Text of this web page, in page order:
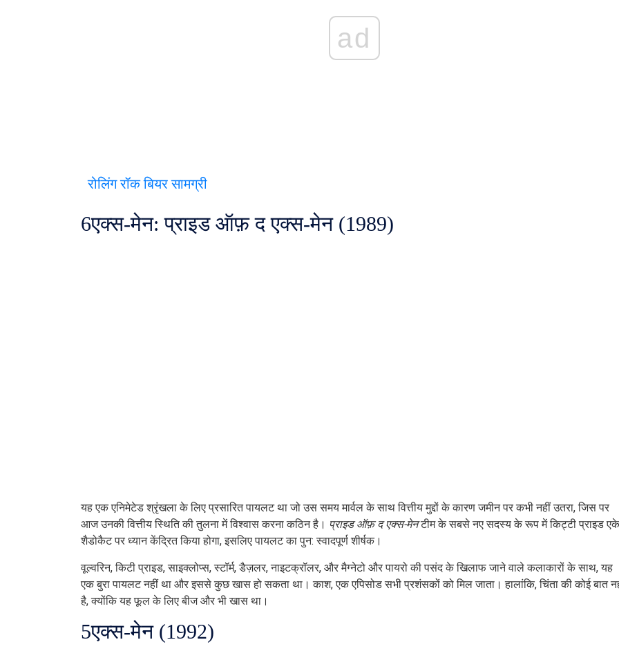
ad
रोलिंग रॉक बियर सामग्री
6एक्स-मेन: प्राइड ऑफ़ द एक्स-मेन (1989)
यह एक एनिमेटेड श्रृंखला के लिए प्रसारित पायलट था जो उस समय मार्वल के साथ वित्तीय मुद्दों के कारण जमीन पर कभी नहीं उतरा, जिस पर
आज उनकी वित्तीय स्थिति की तुलना में विश्वास करना कठिन है। प्राइड ऑफ़ द एक्स-मेनटीम के सबसे नए सदस्य के रूप में किट्टी प्राइड एके
शैडोकैट पर ध्यान केंद्रित किया होगा, इसलिए पायलट का पुन: स्वादपूर्ण शीर्षक।
वूल्वरिन, किटी प्राइड, साइक्लोप्स, स्टॉर्म, डैज़लर, नाइटक्रॉलर, और मैग्नेटो और पायरो की पसंद के खिलाफ जाने वाले कलाकारों के साथ, यह
एक बुरा पायलट नहीं था और इससे कुछ खास हो सकता था। काश, एक एपिसोड सभी प्रशंसकों को मिल जाता। हालांकि, चिंता की कोई बात
है, क्योंकि यह फूल के लिए बीज और भी खास था।
5एक्स-मेन (1992)